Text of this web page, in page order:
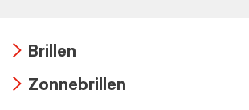
icon
Brillen
Zonnebrillen